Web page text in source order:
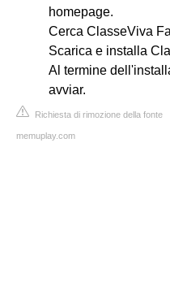
homepage.
Cerca ClasseViva
Scarica e installa
Al termine
avviar.
Richiesta di rimozione della fonte
memuplay.com